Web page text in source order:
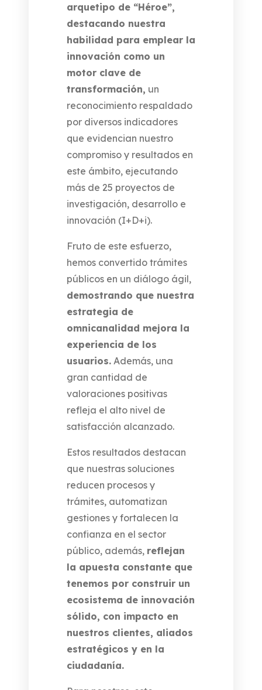
arquetipo de “Héroe”,
destacando nuestra
habilidad para emplear la
innovación como un
motor clave de
transformación, un
reconocimiento respaldado
por diversos indicadores
que evidencian nuestro
compromiso y resultados en
este ámbito, ejecutando
más de 25 proyectos de
investigación, desarrollo e
innovación (I+D+i).
Fruto de este esfuerzo,
hemos convertido trámites
públicos en un diálogo ágil,
demostrando que nuestra
estrategia de
omnicanalidad mejora la
experiencia de los
usuarios. Además, una
gran cantidad de
valoraciones positivas
refleja el alto nivel de
satisfacción alcanzado.
Estos resultados destacan
que nuestras soluciones
reducen procesos y
trámites, automatizan
gestiones y fortalecen la
confianza en el sector
público, además, reflejan
la apuesta constante que
tenemos por construir un
ecosistema de innovación
sólido, con impacto en
nuestros clientes, aliados
estratégicos y en la
ciudadanía.